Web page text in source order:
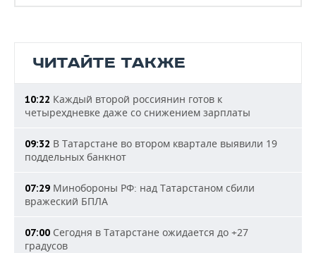
ЧИТАЙТЕ ТАКЖЕ
10:22 Каждый второй россиянин готов к
четырехдневке даже со снижением зарплаты
09:32 В Татарстане во втором квартале выявили 19
поддельных банкнот
07:29 Минобороны РФ: над Татарстаном сбили
вражеский БПЛА
07:00 Сегодня в Татарстане ожидается до +27
градусов